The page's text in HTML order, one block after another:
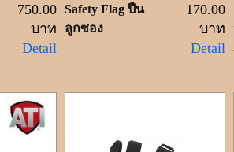
750.00
บาท
Detail
Safety Flag ปืน
ลูกซอง
170.00
บาท
Detail